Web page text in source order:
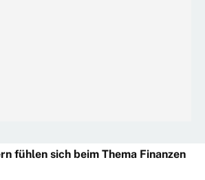
fühlen sich beim Thema Finanzen